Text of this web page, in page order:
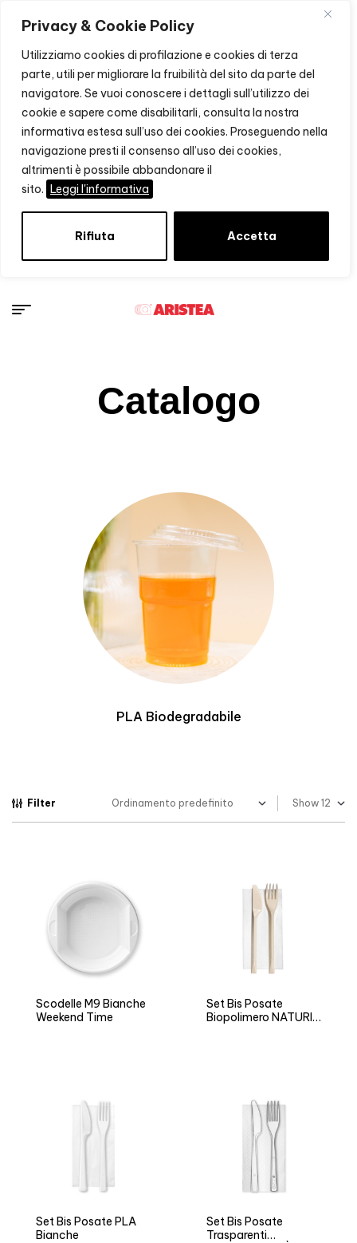
Privacy & Cookie Policy
Utilizziamo cookies di profilazione e cookies di terza
parte, utili per migliorare la fruibilità del sito da parte del
navigatore. Se vuoi conoscere i dettagli sull’utilizzo dei
cookie e sapere come disabilitarli, consulta la nostra
informativa estesa sull’uso dei cookies. Proseguendo nella
navigazione presti il consenso all’uso dei cookies,
altrimenti è possibile abbandonare il
sito. Leggi l'informativa
Rifiuta Accetta
Catalogo
PLA Biodegradabile
Filter Show
Scodelle M9 Bianche
Weekend Time
Set Bis Posate
Biopolimero NATURIA
Set Bis Posate PLA
Bianche
Set Bis Posate
Trasparenti